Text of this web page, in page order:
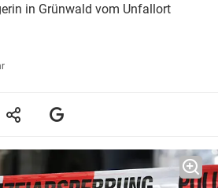
in Grünwald vom Unfallort